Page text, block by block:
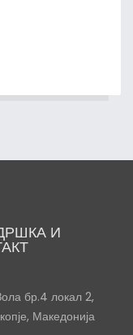
И
бр.4 локал 2,
Македонија